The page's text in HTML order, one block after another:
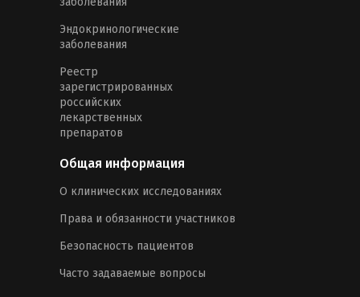
Эндокринологические
заболевания
Реестр
зарегистрированных
российских
лекарственных
препаратов
Общая информация
О клинических исследованиях
Права и обязанности участников
Безопасность пациентов
Часто задаваемые вопросы